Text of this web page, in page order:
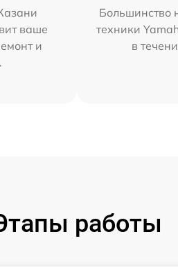
ваше
и
Большинство
техники
в
работы